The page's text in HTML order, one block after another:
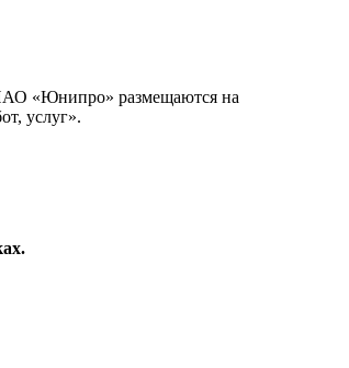
«Юнипро» размещаются на
услуг».